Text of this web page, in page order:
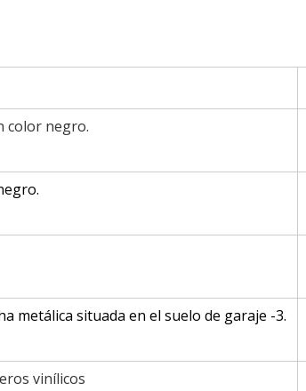
color negro.
metálica situada en el suelo de garaje -3.
vinílicos